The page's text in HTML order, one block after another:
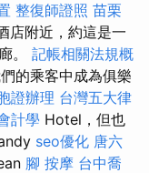
整復師證照 苗栗
店附近，約這是一
。 記帳相關法規概
的乘客中成為俱樂
證辦理 台灣五大律
計學 Hotel，但也
seo優化 唐六
腳 按摩 台中喬